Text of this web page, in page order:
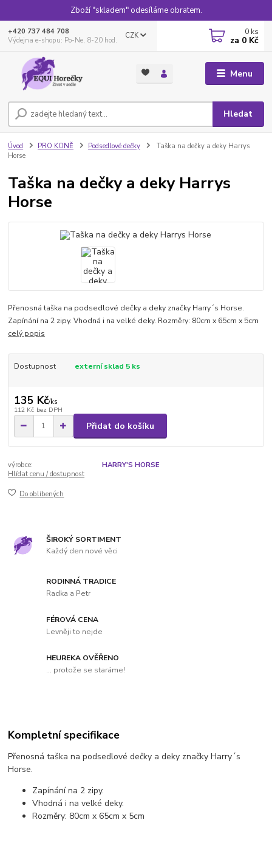
Zboží "skladem" odesíláme obratem.
Menu
CZK
Hledat
+420 737 484 708
Výdejna e-shopu: Po-Ne, 8-20 hod.
0 ks
za 0 Kč
Úvod PRO KONĚ Podsedlové dečky
Taška na dečky a deky Harrys
Horse
Taška na dečky a deky Harrys
Horse
Přenosná taška na podsedlové dečky a deky značky Harry´s Horse.
Zapínání na 2 zipy. Vhodná i na velké deky. Rozměry: 80cm x 65cm x 5cm
celý popis
Dostupnost externí sklad 5 ks
135 Kč/ks
112 Kč bez DPH
Přidat do košíku
výrobce:
HARRY'S HORSE
Hlídat cenu / dostupnost
Do oblíbených
ŠIROKÝ SORTIMENT
Každý den nové věci
RODINNÁ TRADICE
Radka a Petr
FÉROVÁ CENA
Levněji to nejde
HEUREKA OVĚŘENO
... protože se staráme!
Kompletní specifikace
Přenosná taška na podsedlové dečky a deky značky Harry´s
Horse.
Zapínání na 2 zipy.
Vhodná i na velké deky.
Rozměry: 80cm x 65cm x 5cm